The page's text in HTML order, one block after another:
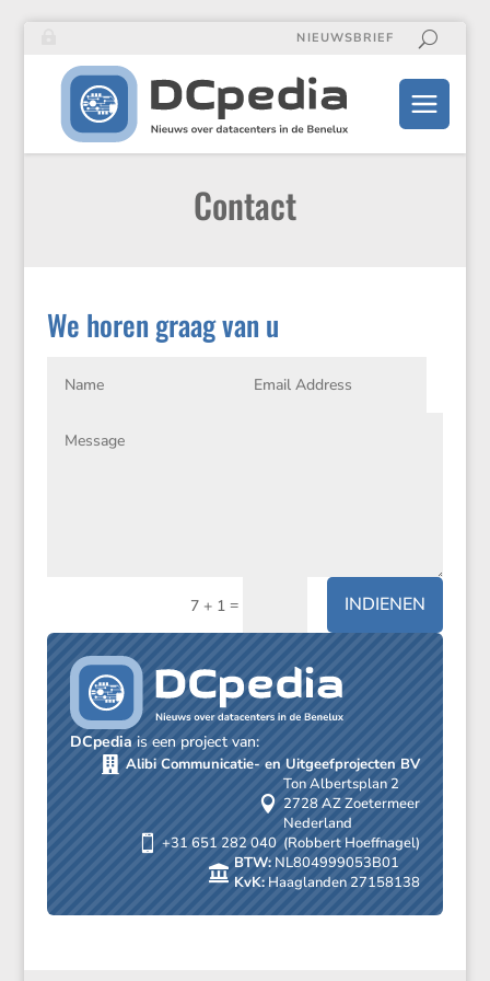
NIEUWSBRIEF
Contact
We horen graag van u
7 + 1 = INDIENEN
DCpedia is een project van:
Alibi Commu­ni­catie- en Uitgeef­pro­jecten BV

Ton Alberts­plan 2
2728 AZ Zoeter­meer
Neder­land

+31 651 282 040 (Robbert Hoeffnagel)

BTW: NL804999053B01
KvK: Haaglanden 27158138
